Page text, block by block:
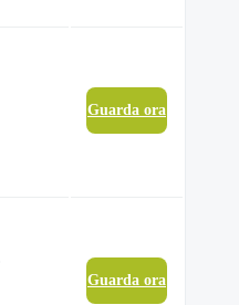
Guarda ora
Guarda ora